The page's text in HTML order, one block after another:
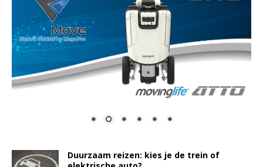
Duurzaam reizen: kies je de trein of